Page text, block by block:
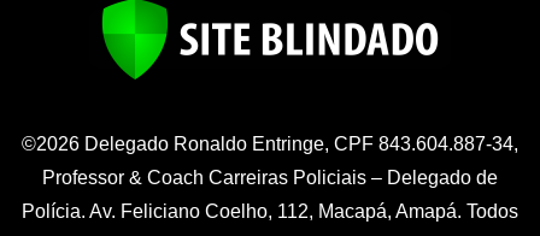
©2026 Delegado Ronaldo Entringe, CPF 843.604.887-34,
Professor & Coach Carreiras Policiais – Delegado de
Polícia. Av. Feliciano Coelho, 112, Macapá, Amapá. Todos